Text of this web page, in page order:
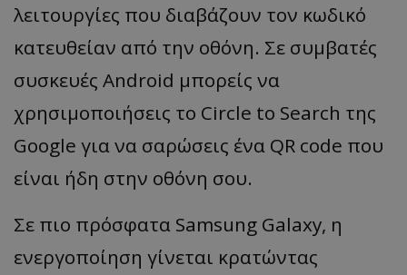
λειτουργίες που διαβάζουν τον κωδικό
κατευθείαν από την οθόνη. Σε συμβατές
συσκευές Android μπορείς να
χρησιμοποιήσεις το Circle to Search της
Google για να σαρώσεις ένα QR code που
είναι ήδη στην οθόνη σου.
Σε πιο πρόσφατα Samsung Galaxy, η
ενεργοποίηση γίνεται κρατώντας